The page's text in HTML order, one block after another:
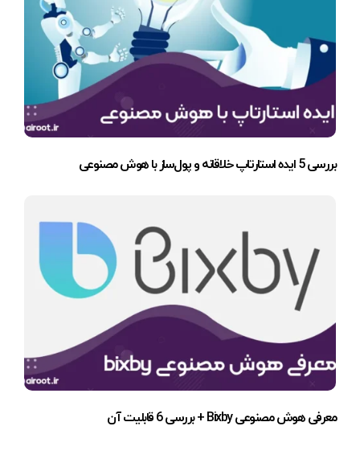
بررسی 5 ایده استارتاپ خلاقانه و پول‌ساز با هوش مصنوعی
معرفی هوش مصنوعی Bixby + بررسی 6 قابلیت آن